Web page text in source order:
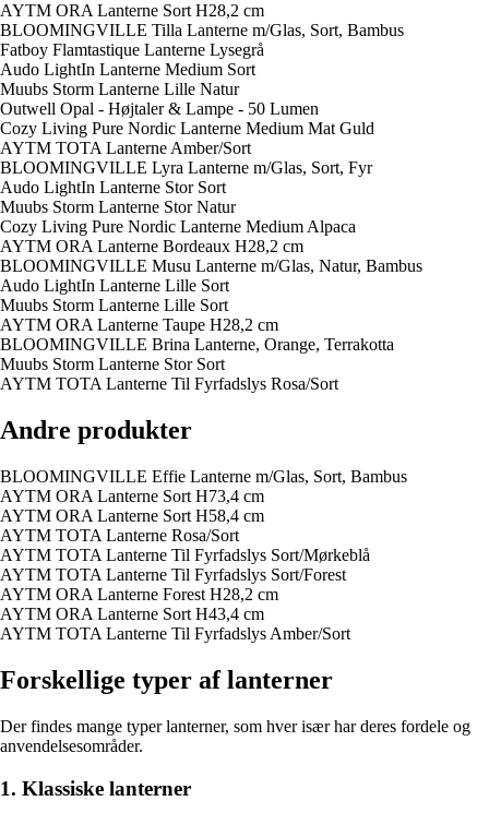
AYTM ORA Lanterne Sort H28,2 cm
BLOOMINGVILLE Tilla Lanterne m/Glas, Sort, Bambus
Fatboy Flamtastique Lanterne Lysegrå
Audo LightIn Lanterne Medium Sort
Muubs Storm Lanterne Lille Natur
Outwell Opal - Højtaler & Lampe - 50 Lumen
Cozy Living Pure Nordic Lanterne Medium Mat Guld
AYTM TOTA Lanterne Amber/Sort
BLOOMINGVILLE Lyra Lanterne m/Glas, Sort, Fyr
Audo LightIn Lanterne Stor Sort
Muubs Storm Lanterne Stor Natur
Cozy Living Pure Nordic Lanterne Medium Alpaca
AYTM ORA Lanterne Bordeaux H28,2 cm
BLOOMINGVILLE Musu Lanterne m/Glas, Natur, Bambus
Audo LightIn Lanterne Lille Sort
Muubs Storm Lanterne Lille Sort
AYTM ORA Lanterne Taupe H28,2 cm
BLOOMINGVILLE Brina Lanterne, Orange, Terrakotta
Muubs Storm Lanterne Stor Sort
AYTM TOTA Lanterne Til Fyrfadslys Rosa/Sort
Andre produkter
BLOOMINGVILLE Effie Lanterne m/Glas, Sort, Bambus
AYTM ORA Lanterne Sort H73,4 cm
AYTM ORA Lanterne Sort H58,4 cm
AYTM TOTA Lanterne Rosa/Sort
AYTM TOTA Lanterne Til Fyrfadslys Sort/Mørkeblå
AYTM TOTA Lanterne Til Fyrfadslys Sort/Forest
AYTM ORA Lanterne Forest H28,2 cm
AYTM ORA Lanterne Sort H43,4 cm
AYTM TOTA Lanterne Til Fyrfadslys Amber/Sort
Forskellige typer af lanterner
Der findes mange typer lanterner, som hver især har deres fordele og
anvendelsesområder.
1. Klassiske lanterner